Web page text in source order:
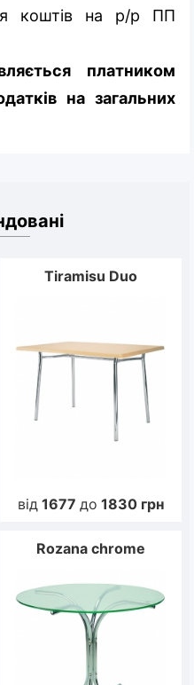
коштів на р/р ПП
платником
на загальних
Tiramisu Duo
від 1677 до 1830 грн
Rozana chrome